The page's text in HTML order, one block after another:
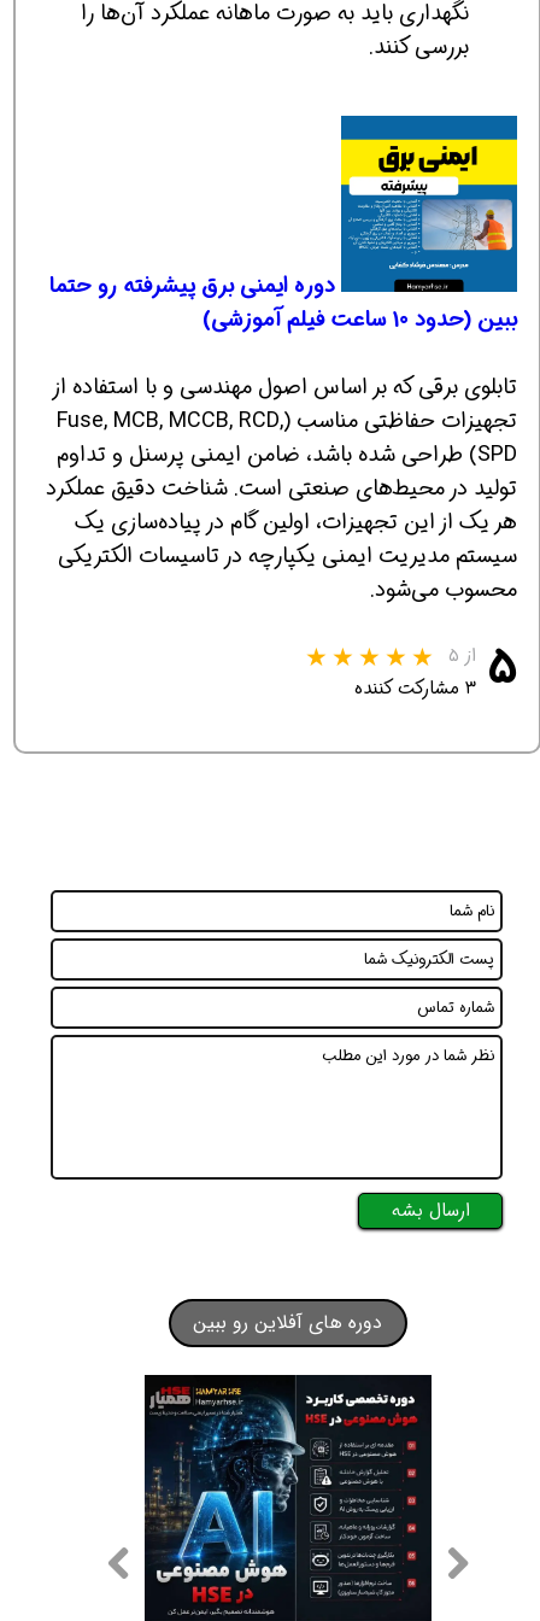
نگهداری باید به صورت ماهانه عملکرد آن‌ها را
بررسی کنند.
دوره ایمنی برق پیشرفته رو حتما
ببین (حدود 10 ساعت فیلم آموزشی)
تابلوی برقی که بر اساس اصول مهندسی و با استفاده از
تجهیزات حفاظتی مناسب (Fuse, MCB, MCCB, RCD,
SPD) طراحی شده باشد، ضامن ایمنی پرسنل و تداوم
تولید در محیط‌های صنعتی است. شناخت دقیق عملکرد
هر یک از این تجهیزات، اولین گام در پیاده‌سازی یک
سیستم مدیریت ایمنی یکپارچه در تاسیسات الکتریکی
محسوب می‌شود.
۵ از ۵
۳ مشارکت کننده
ارسال بشه
دوره های آفلاین رو ببین